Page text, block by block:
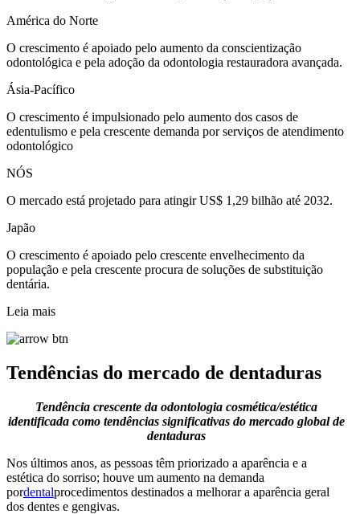
América do Norte
O crescimento é apoiado pelo aumento da conscientização
odontológica e pela adoção da odontologia restauradora avançada.
Ásia-Pacífico
O crescimento é impulsionado pelo aumento dos casos de
edentulismo e pela crescente demanda por serviços de atendimento
odontológico
NÓS
O mercado está projetado para atingir US$ 1,29 bilhão até 2032.
Japão
O crescimento é apoiado pelo crescente envelhecimento da
população e pela crescente procura de soluções de substituição
dentária.
Leia mais
Tendências do mercado de dentaduras
Tendência crescente da odontologia cosmética/estética
identificada como tendências significativas do mercado global de
dentaduras
Nos últimos anos, as pessoas têm priorizado a aparência e a
estética do sorriso; houve um aumento na demanda
pordentalprocedimentos destinados a melhorar a aparência geral
dos dentes e gengivas.